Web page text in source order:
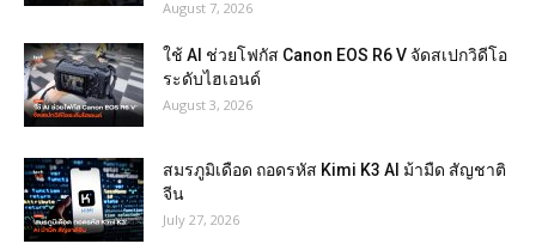
August 7, 2026
ใช้ AI ช่วยโฟกัส Canon EOS R6 V จัดสเปกวิดีโอ
ระดับไฮเอนด์
August 3, 2026
สมรภูมิเดือด ถอดรหัส Kimi K3 AI ม้ามืด สัญชาติ
จีน
July 27, 2026